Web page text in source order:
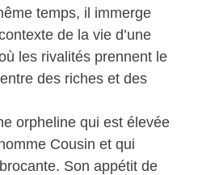
temps, il immerge
de la vie d’une
les rivalités prennent le
des riches et des
orpheline qui est élevée
Cousin et qui
Son appétit de